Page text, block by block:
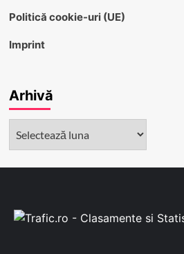
Politică cookie-uri (UE)
Imprint
Arhivă